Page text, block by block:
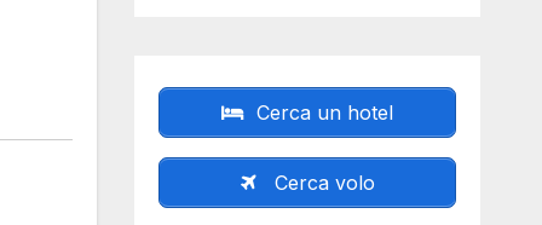
Cerca un hotel
Cerca volo